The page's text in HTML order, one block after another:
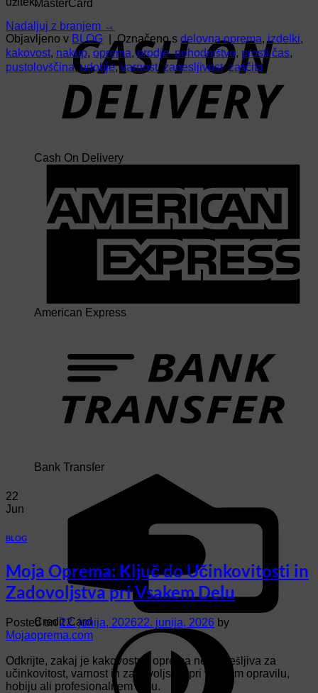
MasterCard
Cash On Delivery
American Express
Bank Transfer
Credit Card
Nadaljuj z branjem →
Objavljeno v BLOG Označeno s delovna oprema,izdelki,
kakovost, nakup, oprema,orodje,pohodništvo, prosti čas,
pustolovščina, udobje,varnost, zanesljivost,zaščita
22
Jun
BLOG
Moja Oprema: Ključ do Učinkovitosti in
Zadovoljstva pri Vsakem Delu
Posted on22. junija, 202622. junija, 2026 by
Mojaoprema.com
Odkrijte, zakaj je kakovostna oprema nepogrešljiva za
učinkovitost, varnost in zadovoljstvo pri vsakem opravilu,
hobiju ali profesionalnem delu.